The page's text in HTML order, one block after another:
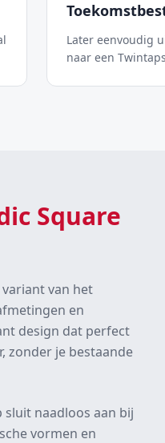
Later eenvoudig
naar een
Square
van het
en
design dat perfect
zonder je bestaande
sluit naadloos aan bij
vormen en